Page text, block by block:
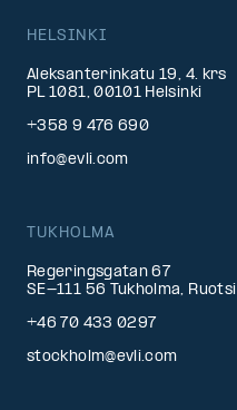
HELSINKI
Aleksanterinkatu 19, 4. krs
PL 1081, 00101 Helsinki
+358 9 476 690
info@evli.com
TUKHOLMA
Regeringsgatan 67
SE-111 56 Tukholma, Ruotsi
+46 70 433 0297
stockholm@evli.com